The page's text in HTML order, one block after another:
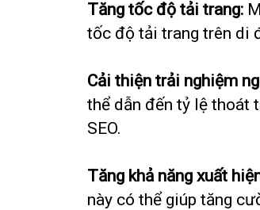
Tăng tốc độ tải trang:
tốc độ tải trang trên di
Cải thiện trải nghiệm
thể dẫn đến tỷ lệ thoát
SEO.
Tăng khả năng xuất
này có thể giúp tăng